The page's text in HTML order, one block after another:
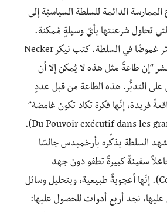
الدائمة للسلطة السياسيّة إلى
تحاول شرعنتها بأيّ وسيلةٍ مُمكنة.
وهذه هي النقطة الأكثر غموضًا في السلطة. كتب نيكر Necker
“إن طاعةً مثل هذه لا يُمكن إلا أن
على التدبُّر. هذه الطاعة من قبل عددٍ
فريدة، إنّها فكرة تكاد تكون غامضة”
(Du Pouvoir exécutif dans les grands États 1972,20).
السلطة يذكِّره بأرخميدس جالسًا
سفينةً كبيرةً تطفو دون جهد
(Contrato I.III, c.VI). إنّها أعجوبةٌ طبيعية، وبتحليل وسائل
نجد أربع أدوات للحصول عليها: